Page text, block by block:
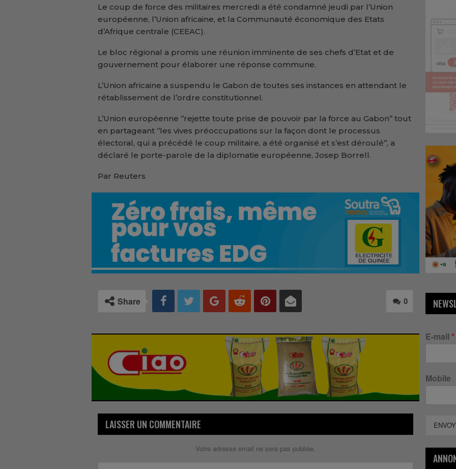
Le coup de force des militaires mercredi a été condamné jeudi par l’Union
européenne, l’Union africaine, et la Communauté économique des Etats
d’Afrique centrale (CEEAC).
Le bloc régional a promis une réunion imminente de ses chefs d’Etat et de
gouvernement pour élaborer une réponse commune.
L’Union africaine a suspendu le Gabon de toutes ses instances en attendant le
rétablissement de l’ordre constitutionnel.
L’Union européenne ‘’rejette toute prise de pouvoir par la force au Gabon’’ tout
en partageant ‘’les vives préoccupations sur la façon dont le processus
électoral, qui a précédé le coup militaire, a été organisé et s’est déroulé’’, a
déclaré le porte-parole de la diplomatie européenne, Josep Borrell.
Par Reuters
0
Share
LAISSER UN COMMENTAIRE
Votre adresse email ne sera pas publiée.
E-mail *
Mobile